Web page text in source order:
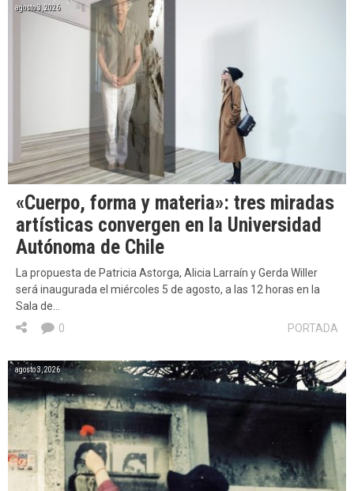
agosto 3, 2026
«Cuerpo, forma y materia»: tres miradas
artísticas convergen en la Universidad
Autónoma de Chile
La propuesta de Patricia Astorga, Alicia Larraín y Gerda Willer
será inaugurada el miércoles 5 de agosto, a las 12 horas en la
Sala de…
PORTADA
0
agosto 3, 2026